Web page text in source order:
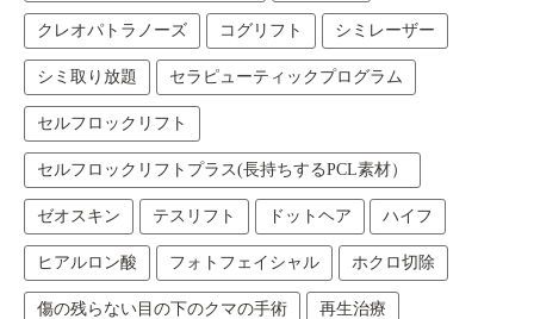
クレオパトラノーズ コグリフト シミレーザー
シミ取り放題 セラピューティックプログラム
セルフロックリフト
セルフロックリフトプラス(長持ちするPCL素材）
ゼオスキン テスリフト ドットヘア ハイフ
ヒアルロン酸 フォトフェイシャル ホクロ切除
傷の残らない目の下のクマの手術 再生治療